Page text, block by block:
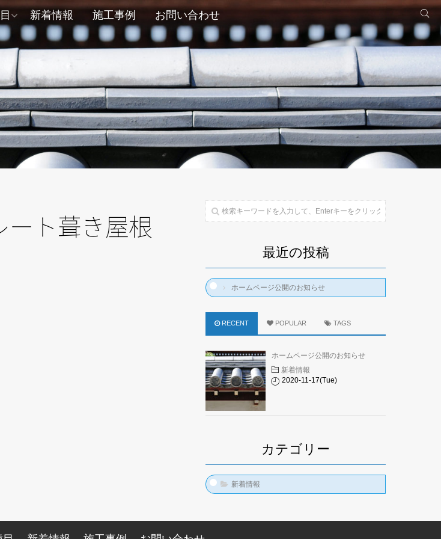
新着情報 施工事例 お問い合わせ
ート葺き屋根
最近の投稿
ホームページ公開のお知らせ
RECENT POPULAR TAGS
ホームページ公開のお知らせ
新着情報
2020-11-17(Tue)
カテゴリー
新着情報